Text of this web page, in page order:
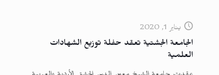
يناير 1, 2020
الجامعة الجشتية تعقد حفلة توزيع الشهادات
العلمية